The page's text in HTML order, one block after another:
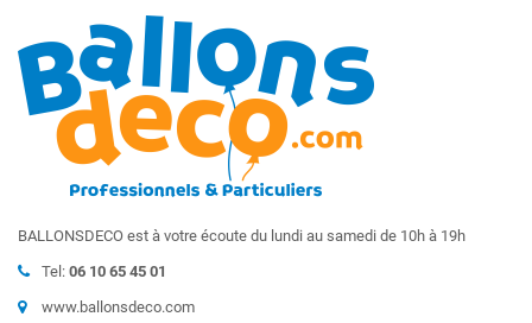
BALLONSDECO est à votre écoute du lundi au samedi de 10h à 19h
Tel: 06 10 65 45 01
www.ballonsdeco.com